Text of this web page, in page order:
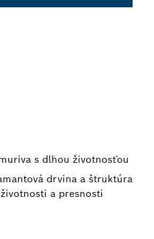
s dlhou životnosťou
drvina a štruktúra
a presnosti